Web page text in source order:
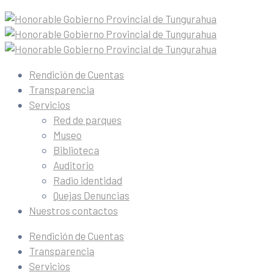
Rendición de Cuentas
Transparencia
Servicios
Red de parques
Museo
Biblioteca
Auditorio
Radio identidad
Quejas Denuncias
Nuestros contactos
Rendición de Cuentas
Transparencia
Servicios